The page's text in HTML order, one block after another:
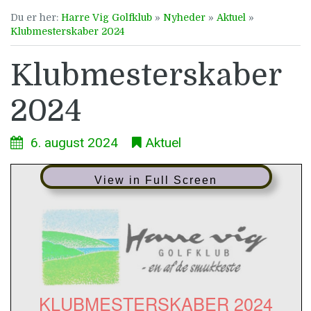
Du er her: Harre Vig Golfklub » Nyheder » Aktuel »
Klubmesterskaber 2024
Klubmesterskaber
2024
6. august 2024 Aktuel
View in Full Screen